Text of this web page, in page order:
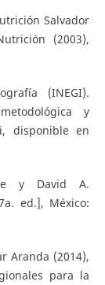
Salvador
(2003),
(INEGI).
y
disponible en
y David A.
ed.], México:
Aranda (2014),
para la